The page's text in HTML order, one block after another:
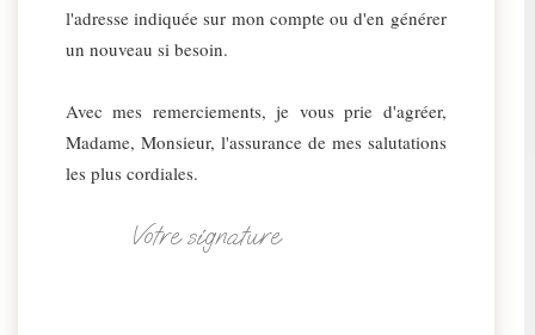
l'adresse indiquée sur mon compte ou d'en générer
un nouveau si besoin.
Avec mes remerciements, je vous prie d'agréer,
Madame, Monsieur, l'assurance de mes salutations
les plus cordiales.
Votre signature